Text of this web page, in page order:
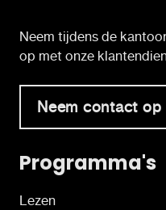
Neem tijdens de
op met onze
Neem contact op
Programma's
Lezen